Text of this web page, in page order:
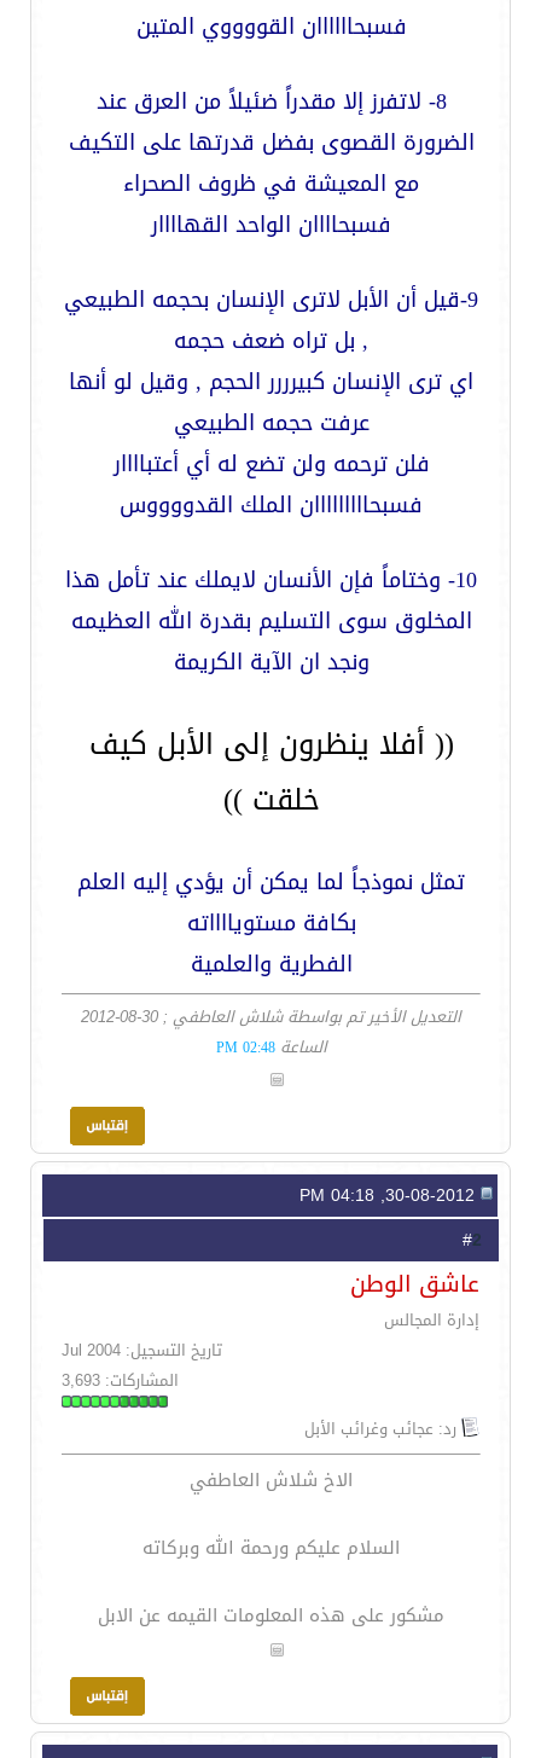
فسبحاااااان القووووي المتين
8- لاتفرز إلا مقدراً ضئيلاً من العرق عند
الضرورة القصوى بفضل قدرتها على التكيف
مع المعيشة في ظروف الصحراء
فسبحاااان الواحد القهاااار
9-قيل أن الأبل لاترى الإنسان بحجمه الطبيعي
, بل تراه ضعف حجمه
اي ترى الإنسان كبيرررر الحجم , وقيل لو أنها
عرفت حجمه الطبيعي
فلن ترحمه ولن تضع له أي أعتباااار
فسبحااااااااان الملك القدووووس
10- وختاماً فإن الأنسان لايملك عند تأمل هذا
المخلوق سوى التسليم بقدرة الله العظيمه
ونجد ان الآية الكريمة
(( أفلا ينظرون إلى الأبل كيف
خلقت ))
تمثل نموذجاً لما يمكن أن يؤدي إليه العلم
بكافة مستويااااته
الفطرية والعلمية
التعديل الأخير تم بواسطة شلاش العاطفي ; 30-08-2012
الساعة02:48 PM
2
عاشق الوطن
إدارة المجالس
تاريخ التسجيل: Jul 2004
المشاركات: 3,693
رد: عجائب وغرائب الأبل
الاخ شلاش العاطفي
السلام عليكم ورحمة الله وبركاته
مشكور على هذه المعلومات القيمه عن الابل